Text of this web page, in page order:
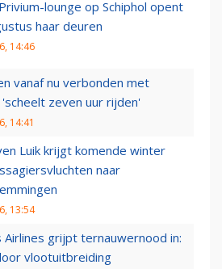
lounge op Schiphol opent
haar deuren
14:46
vanaf nu verbonden met
zeven uur rijden'
14:41
Luik krijgt komende winter
naar
13:54
Airlines grijpt ternauwernood in:
vlootuitbreiding